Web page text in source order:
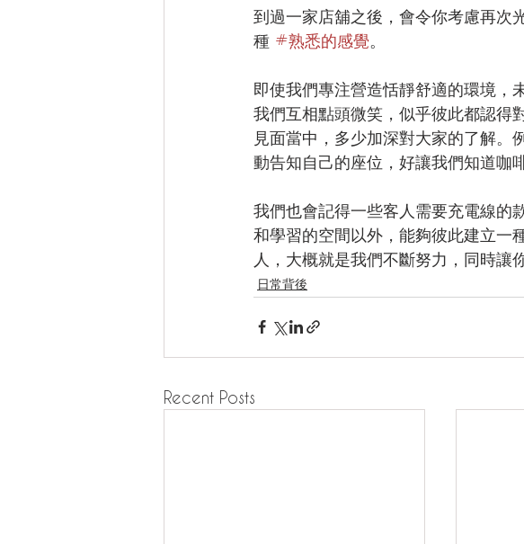
到過一家店舖之後，會令你考慮再次
種 #熟悉的感覺
即使我們專注營造恬靜舒適的環境，
我們互相點頭微笑，似乎彼此都認得
見面當中，多少加深對大家的了解。
動告知自己的座位，好讓我們知道咖
我們也會記得一些客人需要充電線的
和學習的空間以外，能夠彼此建立一
人，大概就是我們不斷努力，同時讓
日常背後
Recent Posts